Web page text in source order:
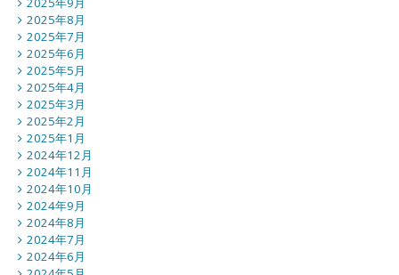
2025年8月
2025年7月
2025年6月
2025年5月
2025年4月
2025年3月
2025年2月
2025年1月
2024年12月
2024年11月
2024年10月
2024年9月
2024年8月
2024年7月
2024年6月